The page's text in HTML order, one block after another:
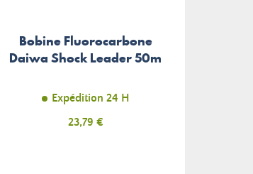
Bobine Fluorocarbone
Daiwa Shock Leader 50m
Expédition 24 H
Prix
23,79 €